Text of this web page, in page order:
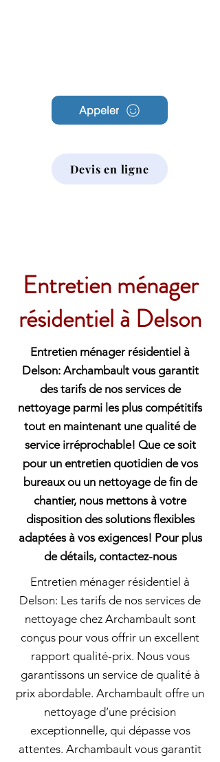
Appeler
Devis en ligne
Entretien ménager
résidentiel à Delson
Entretien ménager résidentiel à
Delson: Archambault vous garantit
des tarifs de nos services de
nettoyage parmi les plus compétitifs
tout en maintenant une qualité de
service irréprochable! Que ce soit
pour un entretien quotidien de vos
bureaux ou un nettoyage de fin de
chantier, nous mettons à votre
disposition des solutions flexibles
adaptées à vos exigences! Pour plus
de détails, contactez-nous
Entretien ménager résidentiel à
Delson: Les tarifs de nos services de
nettoyage chez Archambault sont
conçus pour vous offrir un excellent
rapport qualité-prix. Nous vous
garantissons un service de qualité à
prix abordable. Archambault offre un
nettoyage d’une précision
exceptionnelle, qui dépasse vos
attentes. Archambault vous garantit